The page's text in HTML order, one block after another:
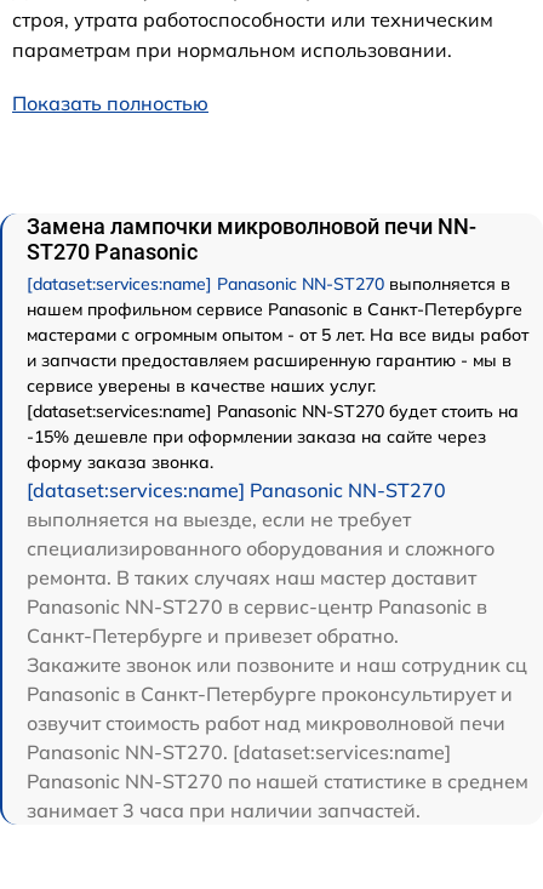
строя, утрата работоспособности или техническим
параметрам при нормальном использовании.
Показать полностью
Замена лампочки микроволновой печи NN-
ST270 Panasonic
[dataset:services:name] Panasonic NN-ST270 выполняется в
нашем профильном сервисе Panasonic в Санкт-Петербурге
мастерами с огромным опытом - от 5 лет. На все виды работ
и запчасти предоставляем расширенную гарантию - мы в
сервисе уверены в качестве наших услуг.
[dataset:services:name] Panasonic NN-ST270 будет стоить на
-15% дешевле при оформлении заказа на сайте через
форму заказа звонка.
[dataset:services:name] Panasonic NN-ST270
выполняется на выезде, если не требует
специализированного оборудования и сложного
ремонта. В таких случаях наш мастер доставит
Panasonic NN-ST270 в сервис-центр Panasonic в
Санкт-Петербурге и привезет обратно.
Закажите звонок или позвоните и наш сотрудник сц
Panasonic в Санкт-Петербурге проконсультирует и
озвучит стоимость работ над микроволновой печи
Panasonic NN-ST270. [dataset:services:name]
Panasonic NN-ST270 по нашей статистике в среднем
занимает 3 часа при наличии запчастей.